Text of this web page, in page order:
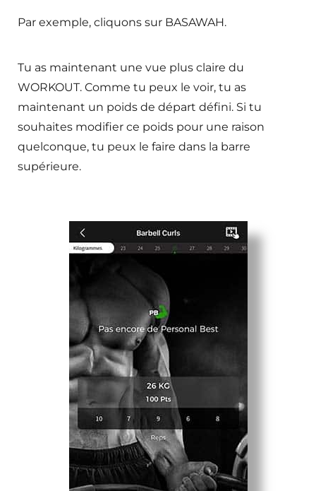
Par exemple, cliquons sur BASAWAH.
Tu as maintenant une vue plus claire du
WORKOUT. Comme tu peux le voir, tu as
maintenant un poids de départ défini. Si tu
souhaites modifier ce poids pour une raison
quelconque, tu peux le faire dans la barre
supérieure.